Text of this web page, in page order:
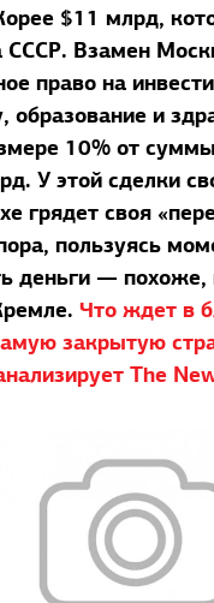
$11 млрд,
СССР. Взамен
право на
образование и
10% от
У этой сделки
грядет своя
пользуясь
деньги — похоже,
Что ждет в
закрытую
The